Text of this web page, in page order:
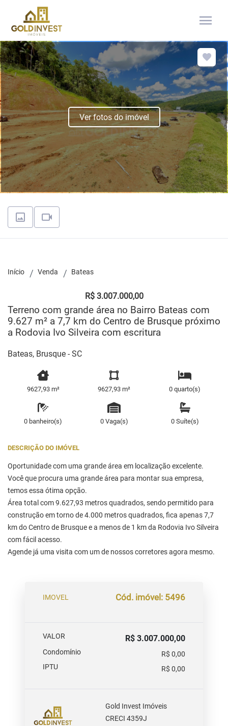
menu
Ver fotos do imóvel
Início Venda Bateas
R$ 3.007.000,00
Terreno com grande área no Bairro Bateas com
9.627 m² a 7,7 km do Centro de Brusque próximo
a Rodovia Ivo Silveira com escritura
Bateas, Brusque - SC
9627,93 m² 9627,93 m² 0 quarto(s)
0 banheiro(s) 0 Vaga(s) 0 Suíte(s)
DESCRIÇÃO DO IMÓVEL
Oportunidade com uma grande área em localização excelente.
Você que procura uma grande área para montar sua empresa,
temos essa ótima opção.
Área total com 9.627,93 metros quadrados, sendo permitido para
construção em torno de 4.000 metros quadrados, fica apenas 7,7
km do Centro de Brusque e a menos de 1 km da Rodovia Ivo Silveira
com fácil acesso.
Agende já uma visita com um de nossos corretores agora mesmo.
IMOVEL Cód. imóvel: 5496
VALOR R$ 3.007.000,00
Condomínio
R$ 0,00
IPTU
R$ 0,00
Gold Invest Imóveis
CRECI 4359J